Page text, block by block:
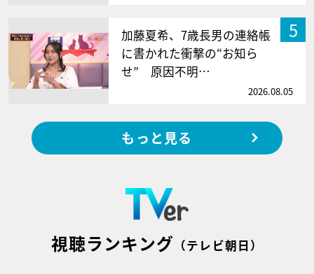
5
加藤夏希、7歳長男の連絡帳
に書かれた衝撃の“お知ら
せ” 原因不明…
2026.08.05
もっと見る
視聴ランキング （テレビ朝日）